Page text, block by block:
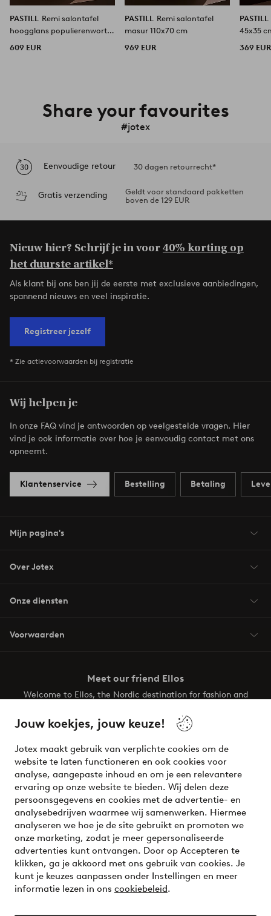
Jouw koekjes, jouw keuze!
Jotex maakt gebruik van verplichte cookies om de
website te laten functioneren en ook cookies voor
analyse, aangepaste inhoud en om je een relevantere
ervaring op onze website te bieden. Wij delen deze
persoonsgegevens en cookies met de advertentie- en
analysebedrijven waarmee wij samenwerken. Hiermee
analyseren we hoe je de site gebruikt en promoten we
onze marketing, zodat je meer gepersonaliseerde
advertenties kunt ontvangen. Door op Accepteren te
klikken, ga je akkoord met ons gebruik van cookies. Je
kunt je keuzes aanpassen onder Instellingen en meer
informatie lezen in ons cookiebeleid.
PASTILL
Remi salontafel
hoogglans populierenwortel
609 EUR
PASTILL
Remi salontafel
masur 110x70 cm
969 EUR
PASTILL
45x35
369 EUR
Share your favourites
#jotex
Eenvoudige retour 30 dagen retourrecht*
Gratis verzending
Geldt voor standaard pakketten
boven de 129 EUR
Nieuw hier? Schrijf je in voor40% korting op
het duurste artikel*
Als klant bij ons ben jij de eerste met exclusieve aanbiedingen,
spannend nieuws en veel inspiratie.
Registreer jezelf
* Zie actievoorwaarden bij registratie
Wij helpen je
In onze FAQ vind je antwoorden op veelgestelde vragen. Hier
vind je ook informatie over hoe je eenvoudig contact met ons
opneemt.
Klantenservice Bestelling Betaling
Mijn pagina's
Over Jotex
Onze diensten
Voorwaarden
Meet our friend Ellos
Welcome to Ellos, the Nordic destination for fashion and
your wardrobe. Your next inspiring look is here!
Veilig betalen - Nu betalen of opsplitsen
Wil je meer weten over onze betaalopties?